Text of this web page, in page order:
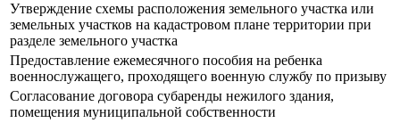
Утверждение схемы расположения земельного участка или
земельных участков на кадастровом плане территории при
разделе земельного участка
Предоставление ежемесячного пособия на ребенка
военнослужащего, проходящего военную службу по призыву
Согласование договора субаренды нежилого здания,
помещения муниципальной собственности